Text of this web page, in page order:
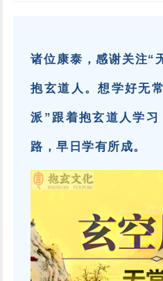
诸位康泰，感谢关注“
抱玄道人。想学好无
派”跟着抱玄道人学
路，早日学有所成。